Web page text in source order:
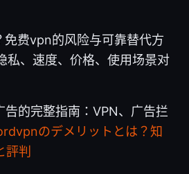
免费vpn的风险与可靠替代方
私、速度、价格、使用场景对
的完整指南：VPN、广告拦
のデメリットとは？知
評判